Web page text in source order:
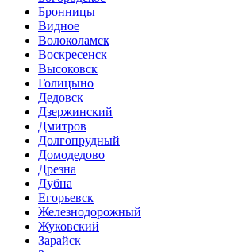
Бронницы
Видное
Волоколамск
Воскресенск
Высоковск
Голицыно
Дедовск
Дзержинский
Дмитров
Долгопрудный
Домодедово
Дрезна
Дубна
Егорьевск
Железнодорожный
Жуковский
Зарайск